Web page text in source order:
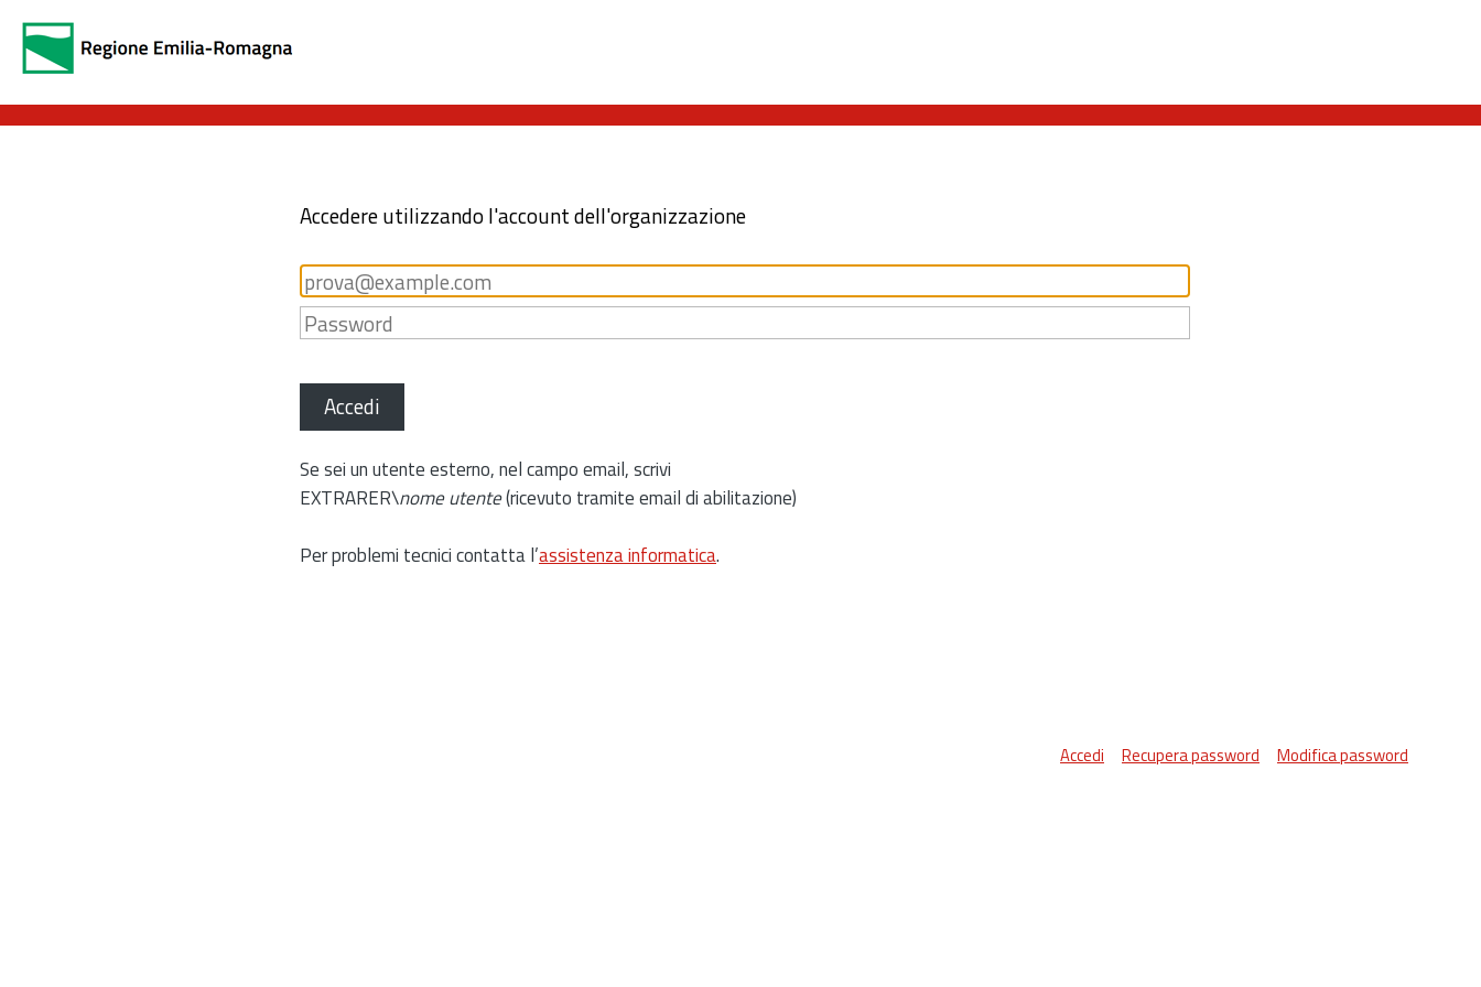
Accedere utilizzando l'account dell'organizzazione
Accedi
Se sei un utente esterno, nel campo email, scrivi
EXTRARER\nome utente(ricevuto tramite email di abilitazione)
Per problemi tecnici contatta l’assistenza informatica.
Accedi Recupera password Modifica password